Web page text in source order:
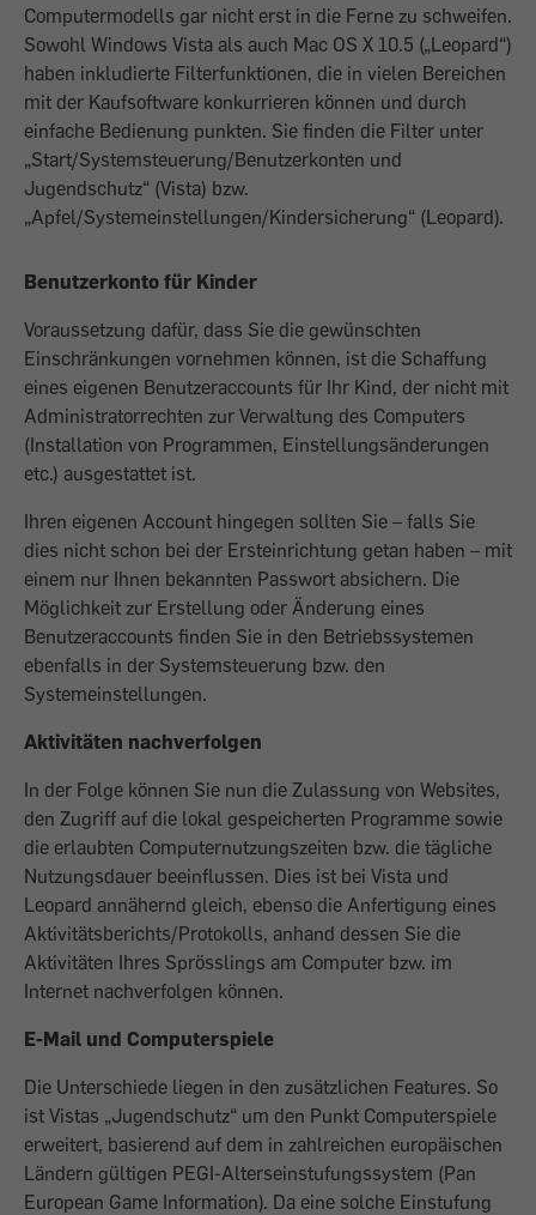
Computermodells gar nicht erst in die Ferne zu schweifen.
Sowohl Windows Vista als auch Mac OS X 10.5 („Leopard“)
haben inkludierte Filterfunktionen, die in vielen Bereichen
mit der Kaufsoftware konkurrieren können und durch
einfache Bedienung punkten. Sie finden die Filter unter
„Start/Systemsteuerung/Benutzerkonten und
Jugendschutz“ (Vista) bzw.
„Apfel/Systemeinstellungen/Kindersicherung“ (Leopard).
Benutzerkonto für Kinder
Voraussetzung dafür, dass Sie die gewünschten
Einschränkungen vornehmen können, ist die Schaffung
eines eigenen Benutzeraccounts für Ihr Kind, der nicht mit
Administratorrechten zur Verwaltung des Computers
(Installation von Programmen, Einstellungsänderungen
etc.) ausgestattet ist.
Ihren eigenen Account hingegen sollten Sie – falls Sie
dies nicht schon bei der Ersteinrichtung getan haben – mit
einem nur Ihnen bekannten Passwort absichern. Die
Möglichkeit zur Erstellung oder Änderung eines
Benutzeraccounts finden Sie in den Betriebssystemen
ebenfalls in der Systemsteuerung bzw. den
Systemeinstellungen.
Aktivitäten nachverfolgen
In der Folge können Sie nun die Zulassung von Websites,
den Zugriff auf die lokal gespeicherten Programme sowie
die erlaubten Computernutzungszeiten bzw. die tägliche
Nutzungsdauer beeinflussen. Dies ist bei Vista und
Leopard annähernd gleich, ebenso die Anfertigung eines
Aktivitätsberichts/Protokolls, anhand dessen Sie die
Aktivitäten Ihres Sprösslings am Computer bzw. im
Internet nachverfolgen können.
E-Mail und Computerspiele
Die Unterschiede liegen in den zusätzlichen Features. So
ist Vistas „Jugendschutz“ um den Punkt Computerspiele
erweitert, basierend auf dem in zahlreichen europäischen
Ländern gültigen PEGI-Alters­einstufungssystem (Pan
European Game Information). Da eine solche Einstufung